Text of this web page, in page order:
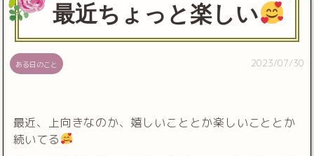
最近ちょっと楽しい
ある日のこと 2023/07/30
最近、上向きなのか、嬉しいこととか楽しいこととか
続いてる